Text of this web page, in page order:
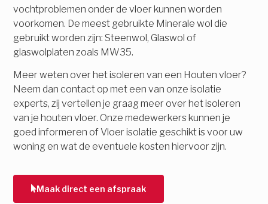
vochtproblemen onder de vloer kunnen worden
voorkomen. De meest gebruikte Minerale wol die
gebruikt worden zijn: Steenwol, Glaswol of
glaswolplaten zoals MW35.
Meer weten over het isoleren van een Houten vloer?
Neem dan contact op met een van onze isolatie
experts, zij vertellen je graag meer over het isoleren
van je houten vloer. Onze medewerkers kunnen je
goed informeren of Vloer isolatie geschikt is voor uw
woning en wat de eventuele kosten hiervoor zijn.
Maak direct een afspraak